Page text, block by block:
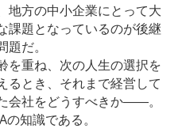
地方の中小企業にとって大
課題となっているのが後継
題だ。
を重ね、次の人生の選択を
るとき、それまで経営して
会社をどうすべきか――。
知識である。